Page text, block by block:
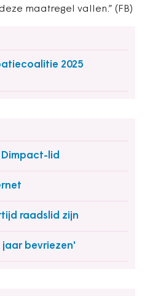
maatregel vallen.” (FB)
2025
lid
raadslid zijn
bevriezen'